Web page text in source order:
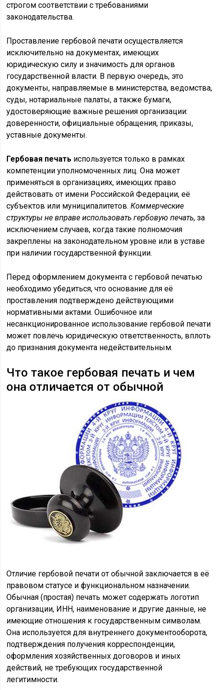
строгом соответствии с требованиями
законодательства.
Проставление гербовой печати осуществляется
исключительно на документах, имеющих
юридическую силу и значимость для органов
государственной власти. В первую очередь, это
документы, направляемые в министерства, ведомства,
суды, нотариальные палаты, а также бумаги,
удостоверяющие важные решения организации:
доверенности, официальные обращения, приказы,
уставные документы.
Гербовая печать используется только в рамках
компетенции уполномоченных лиц. Она может
применяться в организациях, имеющих право
действовать от имени Российской Федерации, её
субъектов или муниципалитетов.Коммерческие
структуры не вправе использовать гербовую печать, за
исключением случаев, когда такие полномочия
закреплены на законодательном уровне или в уставе
при наличии государственной функции.
Перед оформлением документа с гербовой печатью
необходимо убедиться, что основание для её
проставления подтверждено действующими
нормативными актами. Ошибочное или
несанкционированное использование гербовой печати
может повлечь юридическую ответственность, вплоть
до признания документа недействительным.
Что такое гербовая печать и чем
она отличается от обычной
Отличие гербовой печати от обычной заключается в её
правовом статусе и функциональном назначении.
Обычная (простая) печать может содержать логотип
организации, ИНН, наименование и другие данные, не
имеющие отношения к государственным символам.
Она используется для внутреннего документооборота,
подтверждения получения корреспонденции,
оформления хозяйственных договоров и иных
действий, не требующих государственной
легитимности.